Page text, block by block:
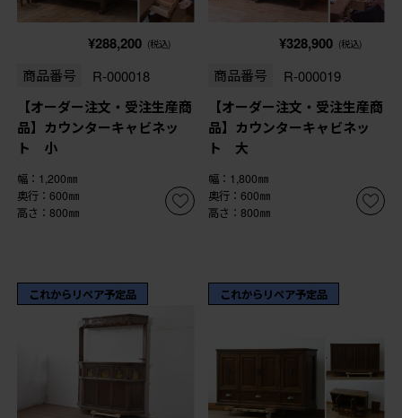
¥288,200 (税込)
商品番号 R-000018
【オーダー注文・受注生産商
品】カウンターキャビネッ
ト 小
幅：1,200㎜
奥行：600㎜
高さ：800㎜
¥328,900 (税込)
商品番号 R-000019
【オーダー注文・受注生産商
品】カウンターキャビネッ
ト 大
幅：1,800㎜
奥行：600㎜
高さ：800㎜
これからリペア予定品 これからリペア予定品